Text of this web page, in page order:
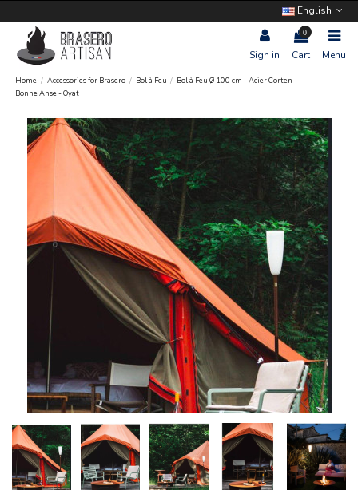
English
Sign in
0
Cart Menu
Home Accessories for Brasero Bol à Feu
Bol à Feu Ø 100 cm - Acier Corten -
Bonne Anse - Oyat